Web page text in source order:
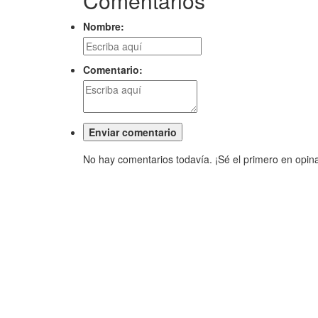
Nombre:
Comentario:
No hay comentarios todavía. ¡Sé el primero en